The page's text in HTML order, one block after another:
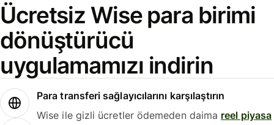
Ücretsiz Wise para birimi
dönüştürücü
uygulamamızı indirin
Para transferi sağlayıcılarını karşılaştırın
Wise ile gizli ücretler ödemeden daima reel piyasa